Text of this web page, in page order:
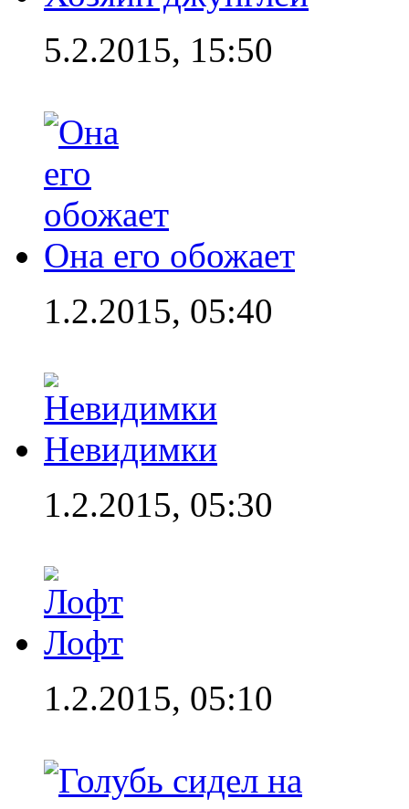
5.2.2015, 15:50
Она его обожает
1.2.2015, 05:40
Невидимки
1.2.2015, 05:30
Лофт
1.2.2015, 05:10